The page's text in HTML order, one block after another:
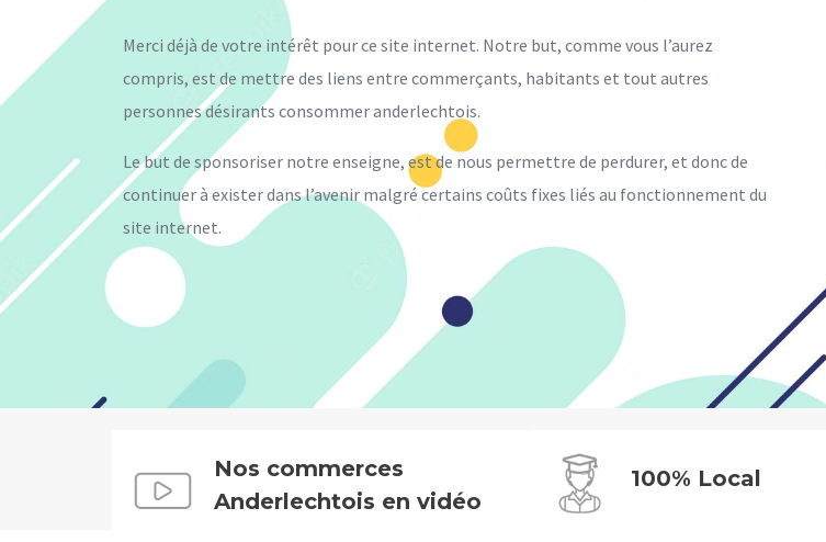
Merci déjà de votre intérêt pour ce site internet. Notre but, comme vous l’aurez
compris, est de mettre des liens entre commerçants, habitants et tout autres
personnes désirants consommer anderlechtois.
Le but de sponsoriser notre enseigne, est de nous permettre de perdurer, et donc de
continuer à exister dans l’avenir malgré certains coûts fixes liés au fonctionnement du
site internet.
Nos commerces
Anderlechtois en vidéo
100% Local